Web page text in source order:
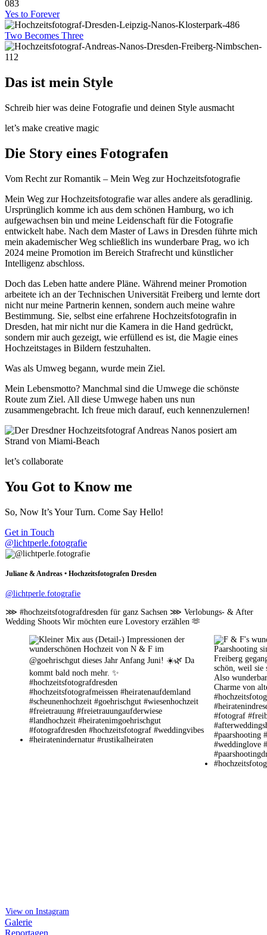
Yes to Forever
Two Becomes Three
Das ist mein Style
Schreib hier was deine Fotografie und deinen Style ausmacht
let’s make creative magic
Die Story eines Fotografen
Vom Recht zur Romantik – Mein Weg zur Hochzeitsfotografie
Mein Weg zur Hochzeitsfotografie war alles andere als geradlinig.
Ursprünglich komme ich aus dem schönen Hamburg, wo ich
aufgewachsen bin und meine Leidenschaft für die Fotografie
entwickelt habe. Nach dem Master of Laws in Dresden führte mich
mein akademischer Weg schließlich ins wunderbare Prag, wo ich
2024 meine Promotion im Bereich Strafrecht und künstlicher
Intelligenz abschloss.
Doch das Leben hatte andere Pläne. Während meiner Promotion
arbeitete ich an der Technischen Universität Freiberg und lernte dort
nicht nur meine Partnerin kennen, sondern auch meine wahre
Bestimmung. Sie, selbst eine erfahrene Hochzeitsfotografin in
Dresden, hat mir nicht nur die Kamera in die Hand gedrückt,
sondern mir auch gezeigt, wie erfüllend es ist, die Magie eines
Hochzeitstages in Bildern festzuhalten.
Was als Umweg begann, wurde mein Ziel.
Mein Lebensmotto? Manchmal sind die Umwege die schönste
Route zum Ziel. All diese Umwege haben uns nun
zusammengebracht. Ich freue mich darauf, euch kennenzulernen!
let’s collaborate
You Got to Know me
So, Now It’s Your Turn. Come Say Hello!
Get in Touch
@lichtperle.fotografie
Juliane & Andreas • Hochzeitsfotografen Dresden
@lichtperle.fotografie
⋙ #hochzeitsfotografdresden für ganz Sachsen ⋙ Verlobungs- & After
Wedding Shoots Wir möchten eure Lovestory erzählen 🫶
View on Instagram
Galerie